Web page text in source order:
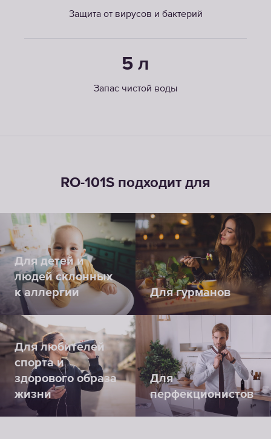
Защита от вирусов и бактерий
5 л
Запас чистой воды
RO-101S подходит для
Для детей и
людей склонных
к аллергии
Для гурманов
Для любителей
спорта и
здорового образа
жизни
Для
перфекционистов